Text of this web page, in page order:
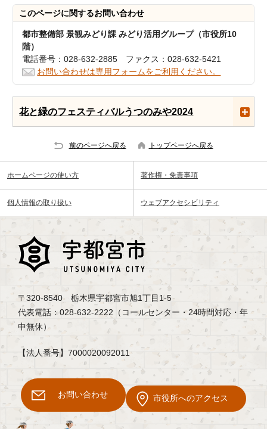
このページに関するお問い合わせ
都市整備部 景観みどり課 みどり活用グループ（市役所10
階）
電話番号：028-632-2885 ファクス：028-632-5421
お問い合わせは専用フォームをご利用ください。
花と緑のフェスティバルうつのみや2024
前のページへ戻る トップページへ戻る
ホームページの使い方 著作権・免責事項
個人情報の取り扱い ウェブアクセシビリティ
〒320-8540 栃木県宇都宮市旭1丁目1-5
代表電話：028-632-2222（コールセンター・24時間対応・年
中無休）
【法人番号】7000020092011
お問い合わせ 市役所へのアクセス